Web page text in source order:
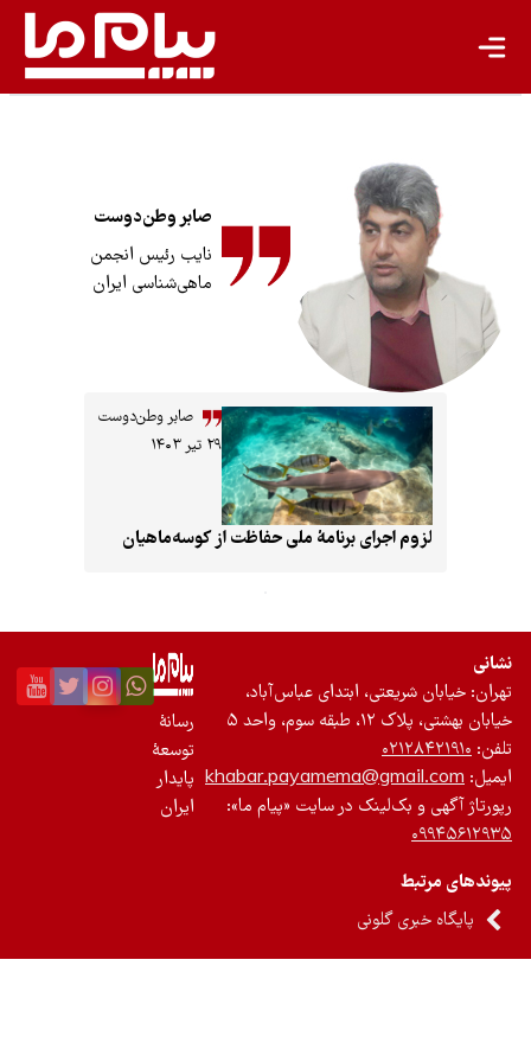
اقتصاد سبز
معیشت پایدار
مسئولیت اجتماعی شرکت‌ها
بیشتر
سبک زندگی
جهان پژوهش
یادداشت
باشگاه نویسندگان
صابر وطن‌دوست
نایب رئیس انجمن
ماهی‌شناسی ایران
صابر وطن‌دوست
۲۹ تیر ۱۴۰۳
لزوم اجرای برنامۀ ملی حفاظت از کوسه‌ماهیان
نشانی
تهران: خیابان شریعتی، ابتدای عباس‌آباد،
خیابان بهشتی، پلاک ۱۲، طبقه سوم، واحد ۵
تلفن: ۰۲۱۲۸۴۲۱۹۱۰
ایمیل: khabar.payamema@gmail.com
رپورتاژ آگهی و بک‌لینک در سایت «پیام ما»:
۰۹۹۴۵۶۱۲۹۳۵
پیوندهای مرتبط
پایگاه خبری گلونی
رسانۀ
توسعۀ
پایدار
ایران